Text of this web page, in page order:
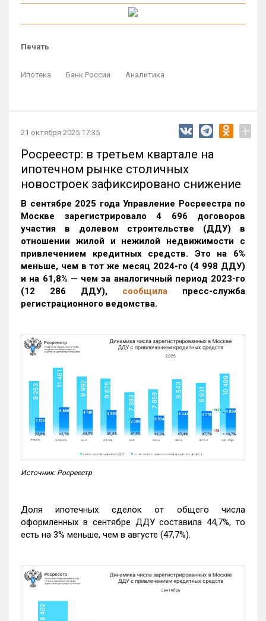
Печать
Ипотека Банк России Аналитика
21 октября 2025 17:35 +
Росреестр: в третьем квартале на
ипотечном рынке столичных
новостроек зафиксировано снижение
В сентябре 2025 года Управление Росреестра по
Москве зарегистрировало 4 696 договоров
участия в долевом строительстве (ДДУ) в
отношении жилой и нежилой недвижимости с
привлечением кредитных средств. Это на 6%
меньше, чем в тот же месяц 2024-го (4 998 ДДУ)
и на 61,8% — чем за аналогичный период 2023-го
(12 286 ДДУ), сообщила пресс-служба
регистрационного ведомства.
Источник: Росреестр
Доля ипотечных сделок от общего числа
оформленных в сентябре ДДУ составила 44,7%, то
есть на 3% меньше, чем в августе (47,7%).